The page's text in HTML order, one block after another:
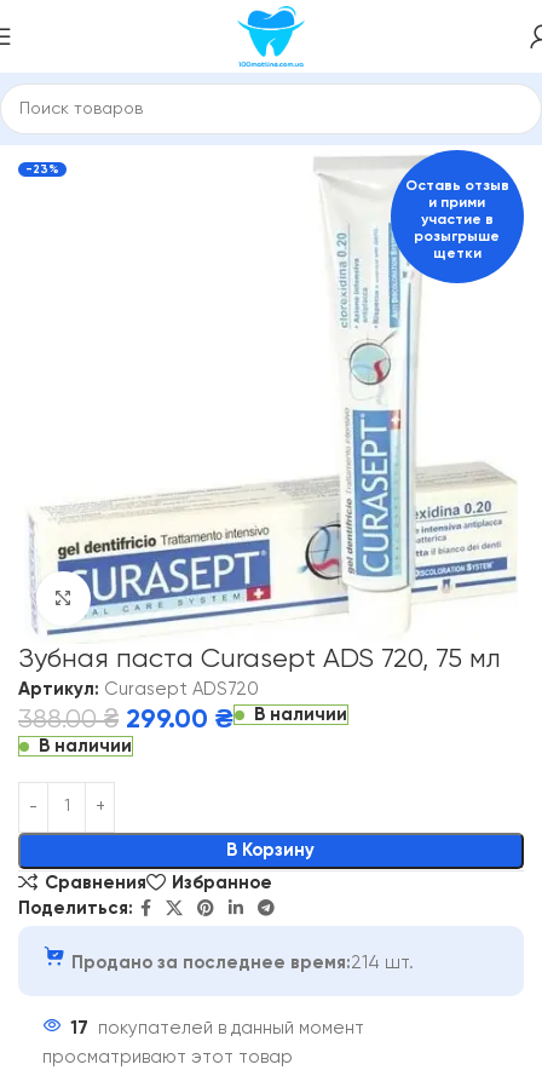
средства для гигиены полости рта Пасты для взрослых
-23%
Click to enlarge
Оставь отзыв
и прими
участие в
розыгрыше
щетки
Зубная паста Curasept ADS 720, 75 мл
Артикул: Curasept ADS720
388.00₴ 299.00 ₴
В наличии
В наличии
В Корзину
Alternative:
Сравнения
Избранное
Поделиться:
Продано за последнее время:214 шт.
17
покупателей в данный момент
просматривают этот товар